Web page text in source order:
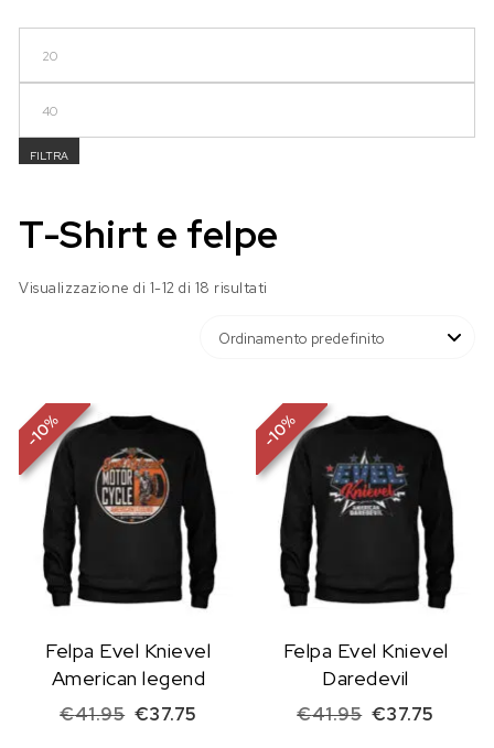
FILTRA
T-Shirt e felpe
Visualizzazione di 1-12 di 18 risultati
-
10
%
Felpa Evel Knievel
American legend
€41.95 Il prezzo originale era: €41.95.
€37.75 Il prezzo attuale è: €37.75.
-
10
%
Felpa Evel Knievel
Daredevil
€41.95 Il prezzo
€37.75